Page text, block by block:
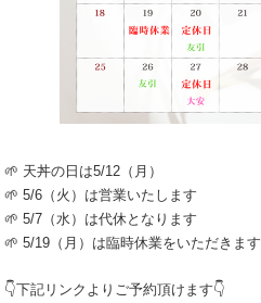
🌱 天丼の日は5/12（月）
🌱 5/6（火）は営業いたします
🌱 5/7（水）は代休となります
🌱 5/19（月）は臨時休業をいただきます
👇️下記リンクよりご予約頂けます👇️